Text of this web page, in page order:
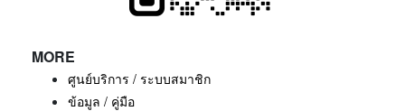
MORE
ศูนย์บริการ / ระบบสมาชิก
ข้อมูล / คู่มือ